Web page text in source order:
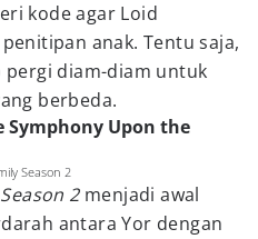
kode agar Loid
anak. Tentu saja,
pergi diam-diam untuk
berbeda.
Symphony Upon the
Season 2
2 menjadi awal
antara Yor dengan